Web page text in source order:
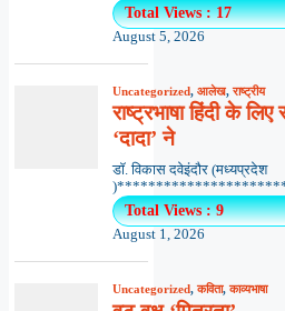
Total Views : 17
August 5, 2026
Uncategorized, आलेख,राष्ट्रीय
राष्ट्रभाषा हिंदी के
‘दादा’ ने
डॉ. विकास दवेइंदौर (मध्यप्रदेश
Total Views : 9
August 1, 2026
Uncategorized,कविता,काव्यभाषा